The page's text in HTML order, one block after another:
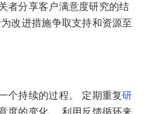
者分享客户满意度研究的结
改进措施争取支持和资源至
个持续的过程。 定期重复研